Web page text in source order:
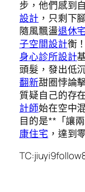
步，他們感到
設計 ，只剩下
隨風飄盪退休
子空間設計衡
身心診所設計
頭髮，發出低
翻新甜圈悖論
質疑自己的存
計師始在空中
目的是**「讓
康住宅 ，達到